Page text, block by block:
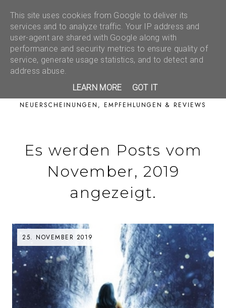
NEUERSCHEINUNGEN, EMPFEHLUNGEN & REVIEWS
Es werden Posts vom
November, 2019
angezeigt.
25. NOVEMBER 2019
This site uses cookies from Google to deliver its
services and to analyze traffic. Your IP address and
user-agent are shared with Google along with
performance and security metrics to ensure quality of
service, generate usage statistics, and to detect and
address abuse.
LEARN MORE
GOT IT